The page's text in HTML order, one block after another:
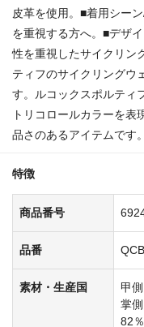
皮革を使用。■着用シー
を重視する方へ。■デザ
性を重視したサイクリン
ティフのサイクリングウ
す。ルコックスポルティ
トリコロールカラーを表
品さのあるアイテムです。
特徴
商品番号
品番
素材・生産国
甲
掌
82